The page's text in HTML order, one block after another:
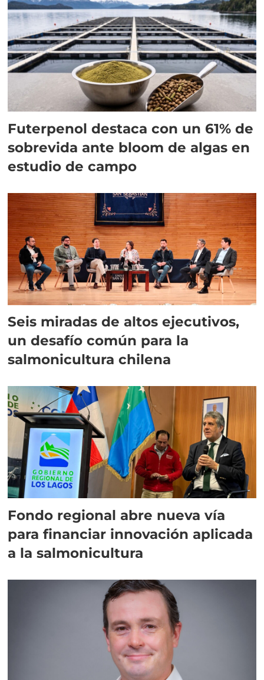
Futerpenol destaca con un 61% de
sobrevida ante bloom de algas en
estudio de campo
Seis miradas de altos ejecutivos,
un desafío común para la
salmonicultura chilena
Fondo regional abre nueva vía
para financiar innovación aplicada
a la salmonicultura